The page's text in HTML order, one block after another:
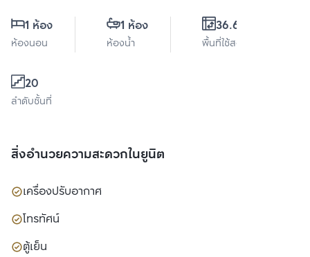
1 ห้อง
ห้องนอน
1 ห้อง
ห้องน้ำ
36.64 ตร.ม.
พื้นที่ใช้สอย
20
ลำดับชั้นที่
สิ่งอำนวยความสะดวกในยูนิต
เครื่องปรับอากาศ
โทรทัศน์
ตู้เย็น